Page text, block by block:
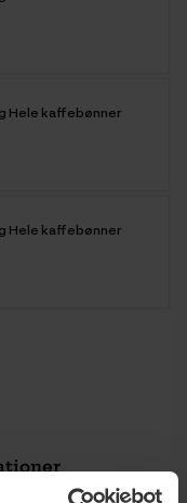
Hele kaffebønner
Hele kaffebønner